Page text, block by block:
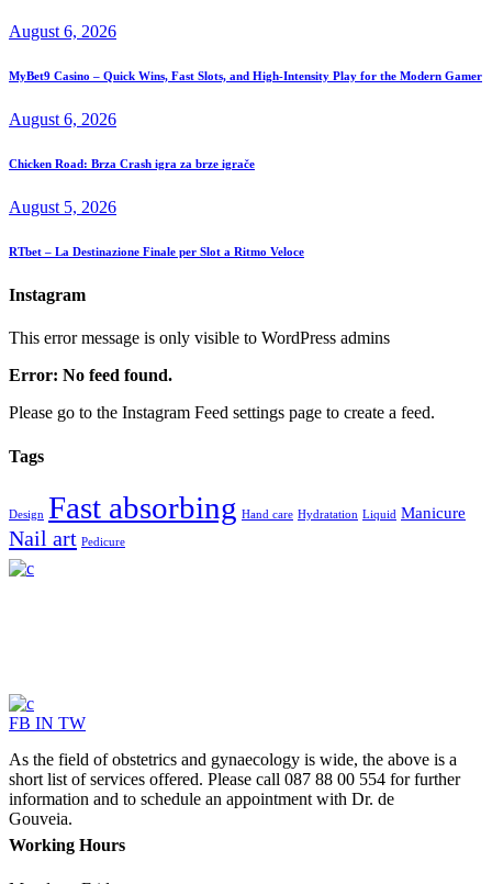
August 6, 2026
MyBet9 Casino – Quick Wins, Fast Slots, and High‑Intensity Play for the Modern Gamer
August 6, 2026
Chicken Road: Brza Crash igra za brze igrače
August 5, 2026
RTbet – La Destinazione Finale per Slot a Ritmo Veloce
Instagram
This error message is only visible to WordPress admins
Error: No feed found.
Please go to the Instagram Feed settings page to create a feed.
Tags
Design Fast absorbing Hand care Hydratation Liquid Manicure
Nail art Pedicure
FB IN TW
As the field of obstetrics and gynaecology is wide, the above is a
short list of services offered. Please call 087 88 00 554 for further
information and to schedule an appointment with Dr. de
Gouveia.
Working Hours